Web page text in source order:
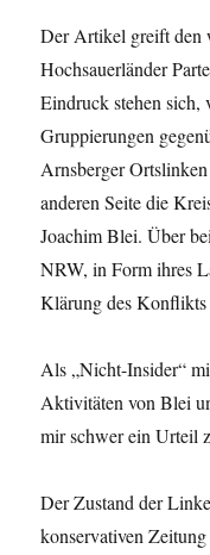
Der Artikel greift den
Hochsauerländer
Eindruck stehen
Gruppierungen
Arnsberger
anderen Seite die
Joachim Blei. Über
NRW, in Form ihres
Klärung des Konflikts
Als „Nicht-Insider“
Aktivitäten von Blei
mir schwer ein Urteil
Der Zustand der
konservativen